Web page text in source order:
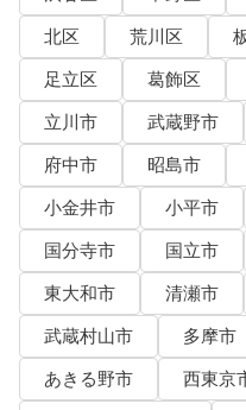
北区
荒川区
足立区
葛飾区
立川市
武蔵野市
府中市
昭島市
小金井市
小平市
国分寺市
国立市
東大和市
清瀬市
武蔵村山市
多摩市
あきる野市
西東京